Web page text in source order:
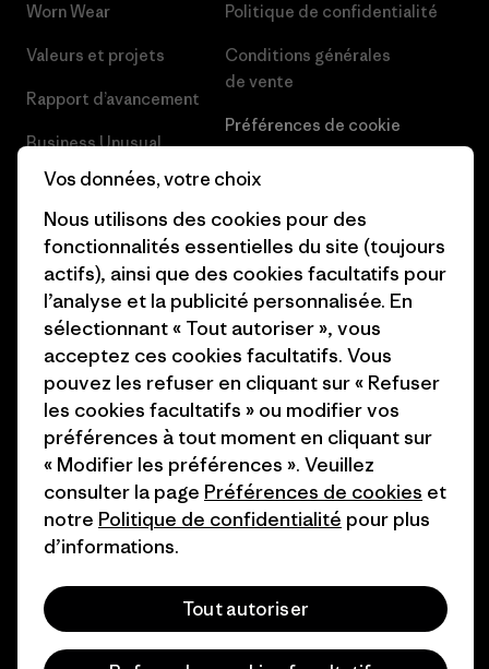
Worn Wear
Valeurs et projets
Rapport d’avancement
Business Unusual
Objectifs climatiques
1% For The Planet
Comment nous
finançons
Nos magasins
Politique de confidentialité
Conditions générales
de vente
Préférences de cookie
Carrières
Presse et media
Industry program
Programme d’affiliation
Patagonia Belgique Plan du
site
© 2026 Patagonia, Inc. All Rights Reserved.
français
Vos données, votre choix
Nous utilisons des cookies pour des
fonctionnalités essentielles du site (toujours
actifs), ainsi que des cookies facultatifs pour
l’analyse et la publicité personnalisée. En
sélectionnant « Tout autoriser », vous
acceptez ces cookies facultatifs. Vous
pouvez les refuser en cliquant sur « Refuser
les cookies facultatifs » ou modifier vos
préférences à tout moment en cliquant sur
« Modifier les préférences ». Veuillez
consulter la page Préférences de cookies et
notre Politique de confidentialité pour plus
d’informations.
Tout autoriser